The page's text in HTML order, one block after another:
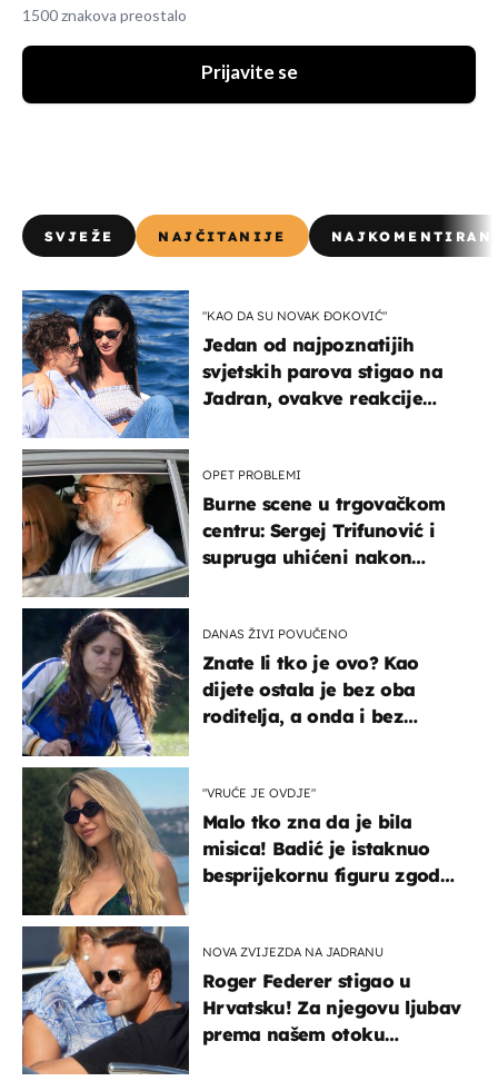
1500 znakova preostalo
Prijavite se
SVJEŽE NAJČITANIJE
"KAO DA SU NOVAK ĐOKOVIĆ"
Jedan od najpoznatijih
svjetskih parova stigao na
Jadran, ovakve reakcije
OPET PROBLEMI
Burne scene u trgovačkom
centru: Sergej Trifunović i
supruga uhićeni nakon
DANAS ŽIVI POVUČENO
Znate li tko je ovo? Kao
dijete ostala je bez oba
roditelja, a onda i bez
"VRUĆE JE OVDJE"
Malo tko zna da je bila
misica! Badić je istaknuo
besprijekornu figuru zgodne
NOVA ZVIJEZDA NA JADRANU
Roger Federer stigao u
Hrvatsku! Za njegovu ljubav
prema našem otoku